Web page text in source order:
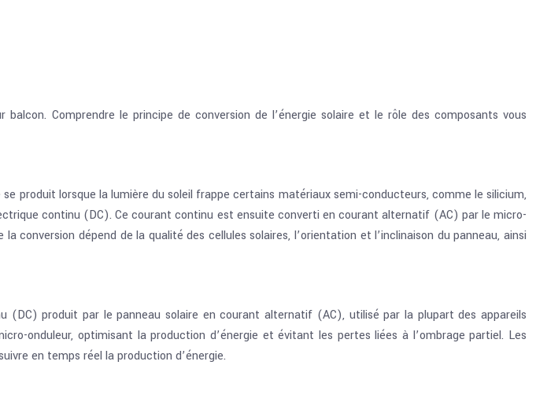
Comprendre le principe de conversion de l’énergie solaire et le rôle des composants vous
produit lorsque la lumière du soleil frappe certains matériaux semi-conducteurs, comme le silicium,
continu (DC). Ce courant continu est ensuite converti en courant alternatif (AC) par le micro-
dépend de la qualité des cellules solaires, l’orientation et l’inclinaison du panneau, ainsi
produit par le panneau solaire en courant alternatif (AC), utilisé par la plupart des appareils
onduleur, optimisant la production d’énergie et évitant les pertes liées à l’ombrage partiel. Les
en temps réel la production d’énergie.